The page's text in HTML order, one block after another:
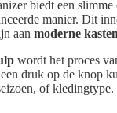
biedt een
manier. Dit
aan moderne kasten
wordt het proces
druk op de knop
of